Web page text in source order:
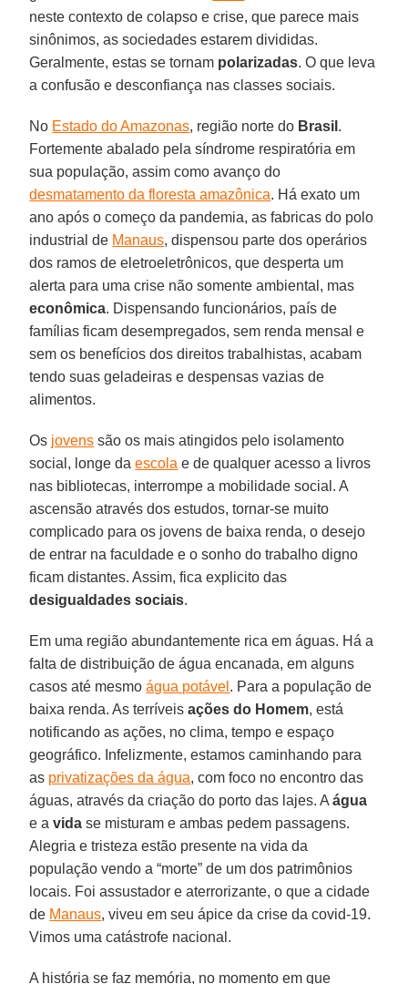
neste contexto de colapso e crise, que parece mais
sinônimos, as sociedades estarem divididas.
Geralmente, estas se tornam polarizadas. O que leva
a confusão e desconfiança nas classes sociais.
No Estado do Amazonas, região norte do Brasil .
Fortemente abalado pela síndrome respiratória em
sua população, assim como avanço do
desmatamento da floresta amazônica. Há exato um
ano após o começo da pandemia, as fabricas do polo
industrial de Manaus, dispensou parte dos operários
dos ramos de eletroeletrônicos, que desperta um
alerta para uma crise não somente ambiental, mas
econômica. Dispensando funcionários, país de
famílias ficam desempregados, sem renda mensal e
sem os benefícios dos direitos trabalhistas, acabam
tendo suas geladeiras e despensas vazias de
alimentos.
Os jovens são os mais atingidos pelo isolamento
social, longe daescola e de qualquer acesso a livros
nas bibliotecas, interrompe a mobilidade social. A
ascensão através dos estudos, tornar-se muito
complicado para os jovens de baixa renda, o desejo
de entrar na faculdade e o sonho do trabalho digno
ficam distantes. Assim, fica explicito das
desigualdades sociais.
Em uma região abundantemente rica em águas. Há a
falta de distribuição de água encanada, em alguns
casos até mesmoágua potável . Para a população de
baixa renda. As terríveisações do Homem, está
notificando as ações, no clima, tempo e espaço
geográfico. Infelizmente, estamos caminhando para
as privatizações da água, com foco no encontro das
águas, através da criação do porto das lajes. Aágua
e avida se misturam e ambas pedem passagens.
Alegria e tristeza estão presente na vida da
população vendo a “morte” de um dos patrimônios
locais. Foi assustador e aterrorizante, o que a cidade
de Manaus, viveu em seu ápice da crise da covid-19.
Vimos uma catástrofe nacional.
A história se faz memória, no momento em que